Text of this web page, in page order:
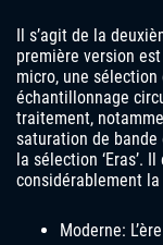
Il s’agit de la
première version
micro, une
échantillonnage
traitement,
saturation de bande
la sélection ‘Eras’.
considérablement
Moderne: